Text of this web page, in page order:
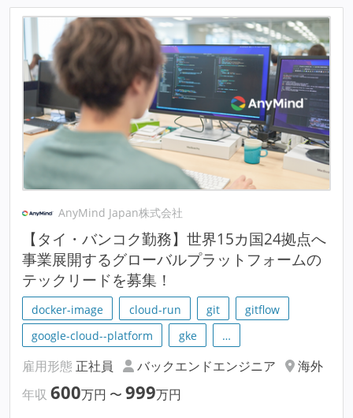
AnyMind Japan株式会社
【タイ・バンコク勤務】世界15カ国24拠点へ
事業展開するグローバルプラットフォームの
テックリードを募集！
docker-image cloud-run git
gitflow
google-cloud--platform
gke …
雇用形態 正社員 バックエンドエンジニア
海外
年収 600万円 〜 999万円